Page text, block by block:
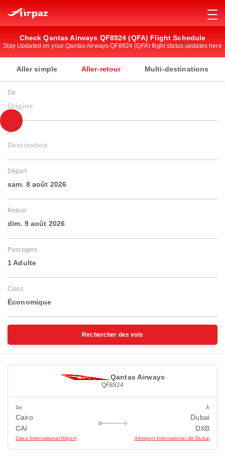
Check Qantas Airways QF8924 (QFA) Flight Schedule
Stay Updated on your Qantas Airways QF8924 (QFA) flight status updates here
Aller simple Aller-retour Multi-destinations
De
Origine
À
Destination
Départ
sam. 8 août 2026
Retour
dim. 9 août 2026
Passagers
1 Adulte
Class
Économique
Rechercher des vols
Qantas Airways
QF8924
De
Cairo
CAI
Cairo International Airport
À
Dubai
DXB
Aéroport international de Dubai